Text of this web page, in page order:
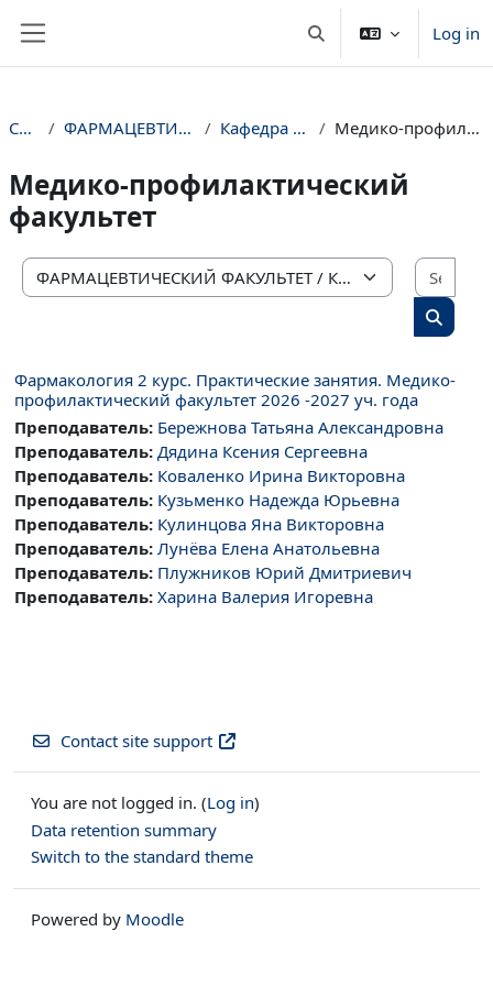
Toggle search inputLog in
Courses ФАРМАЦЕВТИЧЕСКИЙ ФАКУЛЬТЕТ Кафедра фармакологии Медико-профилактический факультет
Медико-профилактический
факультет
Course categories
Search
Фармакология 2 курс. Практические занятия. Медико-
профилактический факультет 2026 -2027 уч. года
Преподаватель: Бережнова Татьяна Александровна
Преподаватель: Дядина Ксения Сергеевна
Преподаватель: Коваленко Ирина Викторовна
Преподаватель: Кузьменко Надежда Юрьевна
Преподаватель: Кулинцова Яна Викторовна
Преподаватель: Лунёва Елена Анатольевна
Преподаватель: Плужников Юрий Дмитриевич
Преподаватель: Харина Валерия Игоревна
Contact site support
You are not logged in. (Log in)
Data retention summary
Switch to the standard theme
Powered by Moodle